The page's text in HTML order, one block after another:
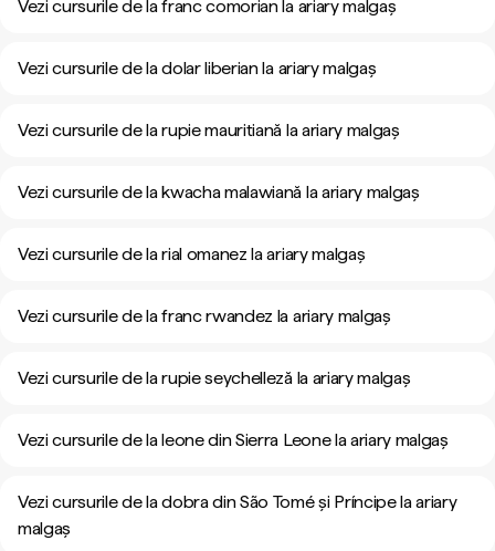
Vezi cursurile de la franc comorian la ariary malgaș
Vezi cursurile de la dolar liberian la ariary malgaș
Vezi cursurile de la rupie mauritiană la ariary malgaș
Vezi cursurile de la kwacha malawiană la ariary malgaș
Vezi cursurile de la rial omanez la ariary malgaș
Vezi cursurile de la franc rwandez la ariary malgaș
Vezi cursurile de la rupie seychelleză la ariary malgaș
Vezi cursurile de la leone din Sierra Leone la ariary malgaș
Vezi cursurile de la dobra din São Tomé și Príncipe la ariary
malgaș